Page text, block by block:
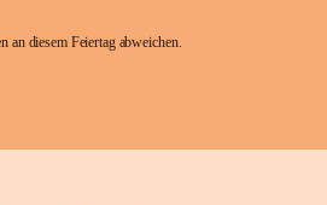
an diesem Feiertag abweichen.